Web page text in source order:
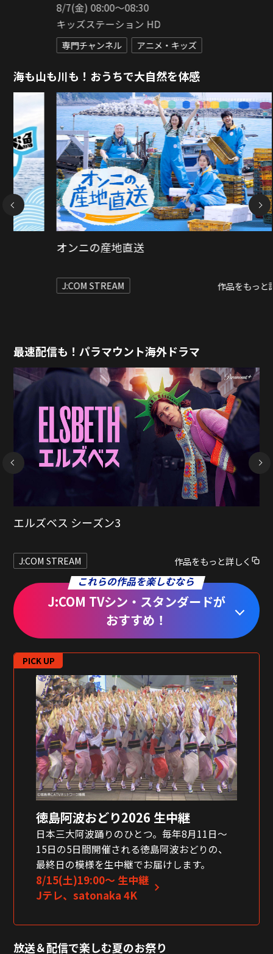
8/8(土) 18:00〜18:30
キッズステーション HD
専門チャンネル アニメ・キッズ
海も山も川も！おうちで大自然を体感
NEXT
浪漫紀行 照英 天空人の旅 in 沖縄
8/8(土) 20:30〜21:00
最速配信も！パラマウント海外ドラマ
NEXT
マトロック シーズン2
J:COM STREAM 作品をもっと詳しく
これらの作品を楽しむなら
J:COM TVシン・スタンダードが
おすすめ！
PICK UP
徳島阿波おどり2026 生中継
日本三大阿波踊りのひとつ。毎年8月11日〜
15日の5日間開催される徳島阿波おどりの、
最終日の模様を生中継でお届けします。
8/15(土)19:00〜 生中継
Jテレ、satonaka 4K
放送＆配信で楽しむ夏のお祭り